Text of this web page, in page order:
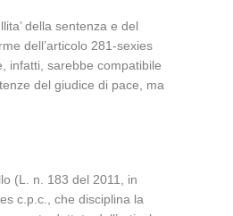
della sentenza e del
dell’articolo 281-sexies
infatti, sarebbe compatibile
del giudice di pace, ma
(L. n. 183 del 2011, in
c.p.c., che disciplina la